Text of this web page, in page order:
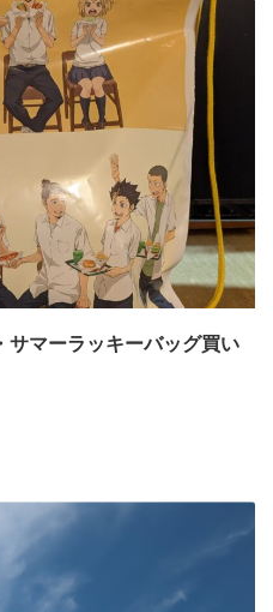
サマーラッキーバッグ買い